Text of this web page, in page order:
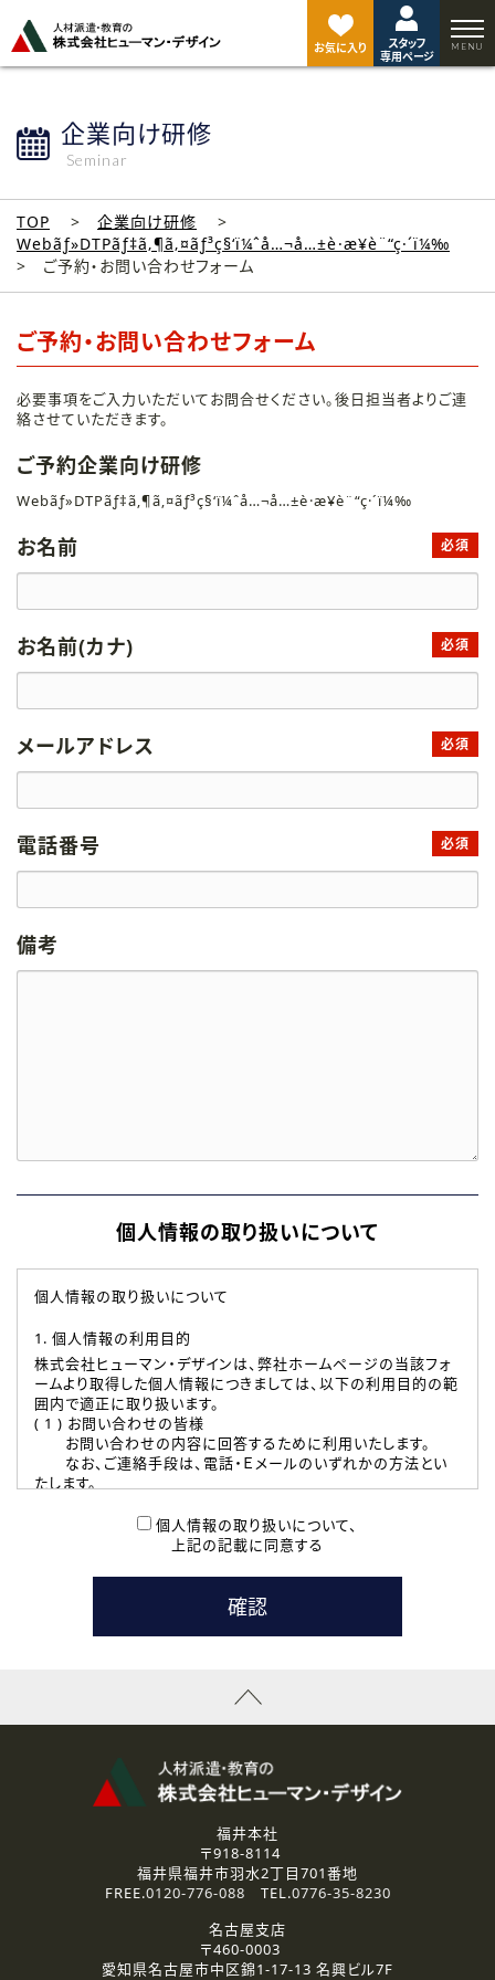
お気に入り
スタッフ
専用ページ
企業向け研修
Seminar
TOP
企業向け研修
Webãƒ»DTPãƒ‡ã‚¶ã‚¤ãƒ³ç§‘ï¼ˆå…¬å…±è·æ¥­è¨“ç·´ï¼‰
ご予約・お問い合わせフォーム
ご予約・お問い合わせフォーム
必要事項をご入力いただいてお問合せください。後日担当者よりご連
絡させていただきます。
ご予約企業向け研修
Webãƒ»DTPãƒ‡ã‚¶ã‚¤ãƒ³ç§‘ï¼ˆå…¬å…±è·æ¥­è¨“ç·´ï¼‰
お名前 必須
お名前(カナ) 必須
メールアドレス 必須
電話番号 必須
備考
個人情報の取り扱いについて
個人情報の取り扱いについて
1. 個人情報の利用目的
株式会社ヒューマン・デザインは、弊社ホームページの当該フォ
ームより取得した個人情報につきましては、以下の利用目的の範
囲内で適正に取り扱います。
( 1 ) お問い合わせの皆様
お問い合わせの内容に回答するために利用いたします。
なお、ご連絡手段は、電話・Ｅメールのいずれかの方法とい
たします。
本登録に関するご連絡および本登録時の参考情報として利
たします。
( 3 ) スタッフ派遣を検討されている企業の皆様
お問い合わせの内容に回答するために利用いたします。
なお、ご連絡手段は、電話・Ｅメールのいずれかの方法とい
資料送付、受講相談に関するご連絡のために利用いたしま
その他、お問い合わせの内容に回答するために利用いたし
なお、ご連絡手段は、電話・Ｅメールのいずれかの方法とい
2.個人情報の第三者提供
ご提供いただいた個人情報は、法令等の規定に従う場合を除き、
3.個人情報の取り扱いの委託
弊社の定める個人情報保護の評価基準を満たした委託先に、個
個人情報の取り扱いについて、
上記の記載に同意する
ジ
ト
福井本社
〒918-8114
福井県福井市羽水2丁目701番地
FREE.0120-776-088 TEL.0776-35-8230
名古屋支店
〒460-0003
愛知県名古屋市中区錦1-17-13 名興ビル7F